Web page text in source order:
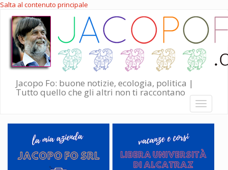
Salta al contenuto principale
Jacopo Fo: buone notizie, ecologia, politica |
Tutto quello che gli altri non ti raccontano
Toggle